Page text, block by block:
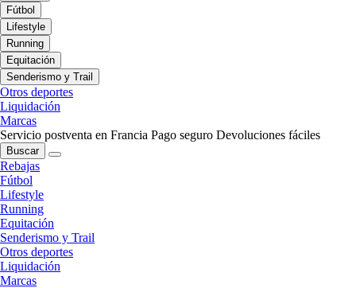
Fútbol
Lifestyle
Running
Equitación
Senderismo y Trail
Otros deportes
Liquidación
Marcas
Servicio postventa en Francia Pago seguro Devoluciones fáciles
Buscar
Rebajas
Fútbol
Lifestyle
Running
Equitación
Senderismo y Trail
Otros deportes
Liquidación
Marcas